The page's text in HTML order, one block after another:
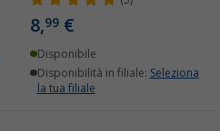
8,99 €
Disponibile
Disponibilità in filiale: Seleziona
la tua filiale